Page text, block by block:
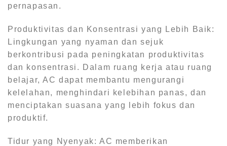
pernapasan.
Produktivitas dan Konsentrasi yang Lebih Baik:
Lingkungan yang nyaman dan sejuk
berkontribusi pada peningkatan produktivitas
dan konsentrasi. Dalam ruang kerja atau ruang
belajar, AC dapat membantu mengurangi
kelelahan, menghindari kelebihan panas, dan
menciptakan suasana yang lebih fokus dan
produktif.
Tidur yang Nyenyak: AC memberikan